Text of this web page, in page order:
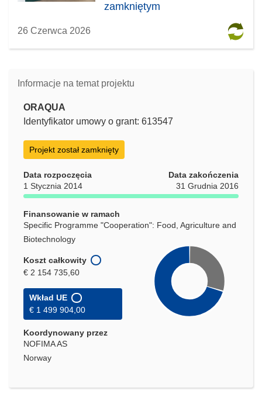
zamkniętym
26 Czerwca 2026
Informacje na temat projektu
ORAQUA
Identyfikator umowy o grant: 613547
Projekt został zamknięty
Data rozpoczęcia
1 Stycznia 2014
Data zakończenia
31 Grudnia 2016
Finansowanie w ramach
Specific Programme "Cooperation": Food, Agriculture and
Biotechnology
Koszt całkowity
€ 2 154 735,60
Wkład UE
€ 1 499 904,00
Koordynowany przez
NOFIMA AS
Norway